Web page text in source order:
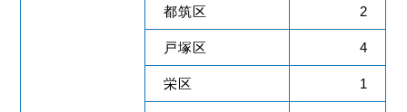
都筑区 2
戸塚区 4
栄区 1